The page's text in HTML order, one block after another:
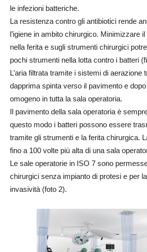
le infezioni batteriche.
La resistenza contro gli antibiotici rende
l’igiene in ambito chirurgico. Minimizzare
nella ferita e sugli strumenti chirurgici
pochi strumenti nella lotta contro i batteri
L’aria filtrata tramite i sistemi di aerazione
dapprima spinta verso il pavimento e
omogeno in tutta la sala operatoria.
Il pavimento della sala operatoria è
questo modo i batteri possono essere
tramite gli strumenti e la ferita chirurgica.
fino a 100 volte più alta di una sala
Le sale operatorie in ISO 7 sono
chirurgici senza impianto di protesi e per
invasività (foto 2).